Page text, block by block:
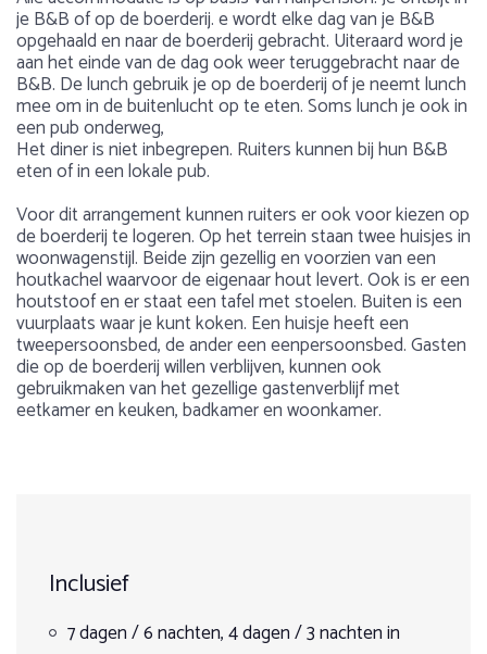
je B&B of op de boerderij. e wordt elke dag van je B&B
opgehaald en naar de boerderij gebracht. Uiteraard word je
aan het einde van de dag ook weer teruggebracht naar de
B&B. De lunch gebruik je op de boerderij of je neemt lunch
mee om in de buitenlucht op te eten. Soms lunch je ook in
een pub onderweg,
Het diner is niet inbegrepen. Ruiters kunnen bij hun B&B
eten of in een lokale pub.
Voor dit arrangement kunnen ruiters er ook voor kiezen op
de boerderij te logeren. Op het terrein staan twee huisjes in
woonwagenstijl. Beide zijn gezellig en voorzien van een
houtkachel waarvoor de eigenaar hout levert. Ook is er een
houtstoof en er staat een tafel met stoelen. Buiten is een
vuurplaats waar je kunt koken. Een huisje heeft een
tweepersoonsbed, de ander een eenpersoonsbed. Gasten
die op de boerderij willen verblijven, kunnen ook
gebruikmaken van het gezellige gastenverblijf met
eetkamer en keuken, badkamer en woonkamer.
7 dagen / 6 nachten in schaapherdershut / glamping
(indien beschikbaar)
Selecteer het gewenste programma
Min. 14 -17 jaar met begeleiding van een volwassene. Vanaf
18 jaar zelfstandig
velden en vruchtbare gronden in het zuiden van het land. Je
bent verzekerd van een avontuurlijke paardrijvakantie als je
Inclusief
7 dagen / 6 nachten, 4 dagen / 3 nachten in